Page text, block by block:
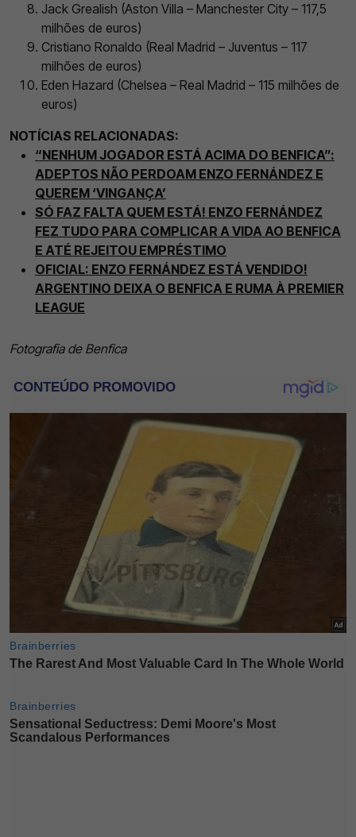
Jack Grealish (Aston Villa – Manchester City – 117,5
milhões de euros)
Cristiano Ronaldo (Real Madrid – Juventus – 117
milhões de euros)
Eden Hazard (Chelsea – Real Madrid – 115 milhões de
euros)
NOTÍCIAS RELACIONADAS:
“NENHUM JOGADOR ESTÁ ACIMA DO BENFICA”:
ADEPTOS NÃO PERDOAM ENZO FERNÁNDEZ E
QUEREM ‘VINGANÇA’
SÓ FAZ FALTA QUEM ESTÁ! ENZO FERNÁNDEZ
FEZ TUDO PARA COMPLICAR A VIDA AO BENFICA
E ATÉ REJEITOU EMPRÉSTIMO
OFICIAL: ENZO FERNÁNDEZ ESTÁ VENDIDO!
ARGENTINO DEIXA O BENFICA E RUMA À PREMIER
LEAGUE
Fotografia de Benfica